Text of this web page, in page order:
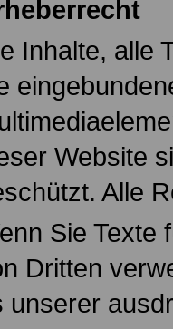
Inhalte, alle
Website
Alle
Sie Texte
Dritten
unserer